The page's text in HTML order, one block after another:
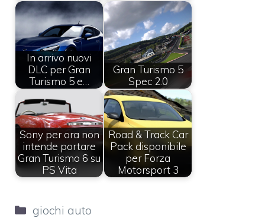
In arrivo nuovi
DLC per Gran
Turismo 5 e…
Gran Turismo 5
Spec 2.0
Sony per ora non
intende portare
Gran Turismo 6 su
PS Vita
Road & Track Car
Pack disponibile
per Forza
Motorsport 3
Categorie
giochi auto